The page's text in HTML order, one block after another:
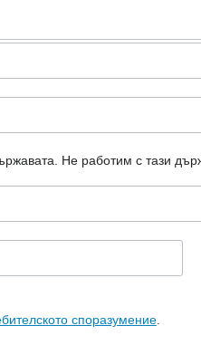
Не работим с тази
споразумение.